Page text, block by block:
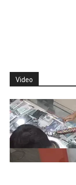
Video